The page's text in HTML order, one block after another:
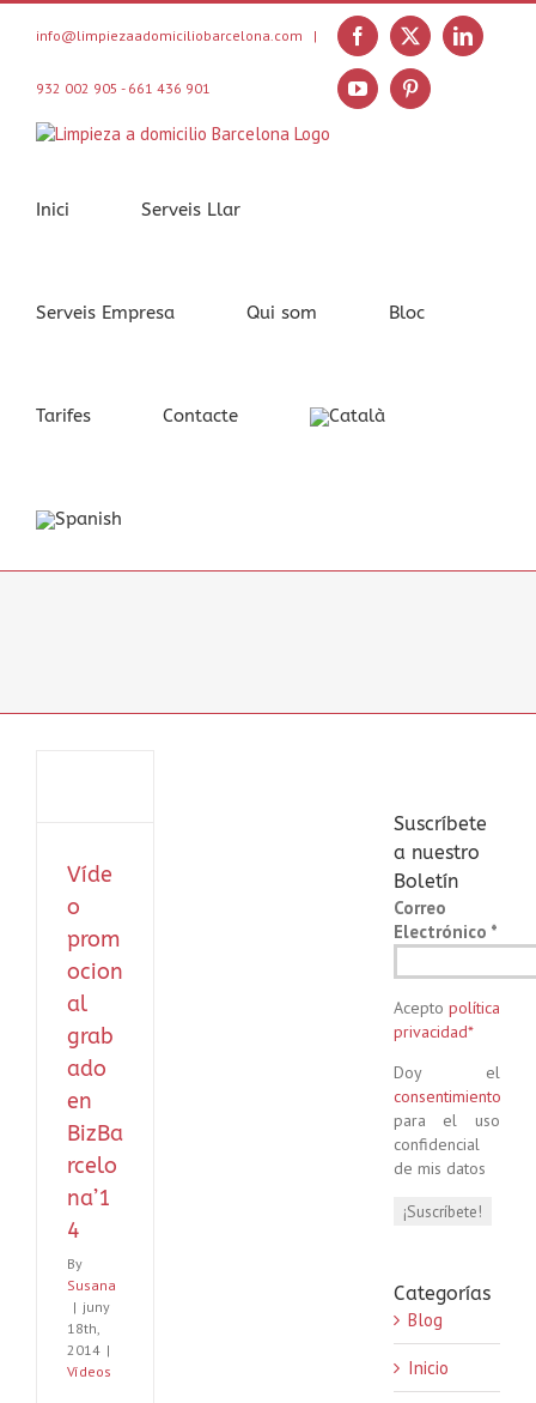
Skip
info@limpiezaadomiciliobarcelona.com |
932 002 905 - 661 436 901
Facebook
X LinkedIn
YouTubePinterest
Inici Serveis Llar
Serveis Empresa Qui som Bloc
Tarifes Contacte
Víde
o
prom
ocion
al
grab
ado
en
BizBa
rcelo
na’1
4
By
Susana
| juny
18th,
2014 |
Vídeos
Suscríbete
a nuestro
Boletín
Correo
Electrónico *
Acepto política
privacidad*
Doy el
consentimiento
para el uso
confidencial
de mis datos
Categorías
Blog
Inicio